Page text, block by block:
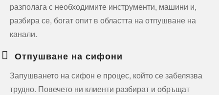
разполага с необходимите инструменти, машини и,
разбира се, богат опит в областта на отпушване на
канали.
Отпушване на сифони
Запушването на сифон е процес, който се забелязва
трудно. Повечето ни клиенти разбират и обръщат